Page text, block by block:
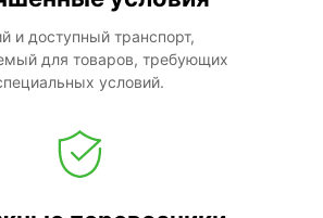
и доступный транспорт,
для товаров, требующих
условий.